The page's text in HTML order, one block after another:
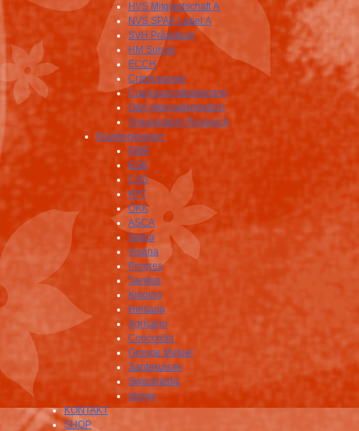
HVS Mitgliedschaft A
NVS SPAK Label A
SVH Präsidium
HM Suisse
ECCH
Craniosuisse
Craniosacralbalancing
OdA Alternativmedizin
Visualization Research
Krankenkassen
EMR
EGK
CSS
KPT
ÖKK
ASCA
Swica
Visana
Progres
Sanitas
Kloping
Helsana
Agrisano
Concordia
Groupe Mutuel
Santesuisse
Swissmedic
übrige
KONTAKT
SHOP